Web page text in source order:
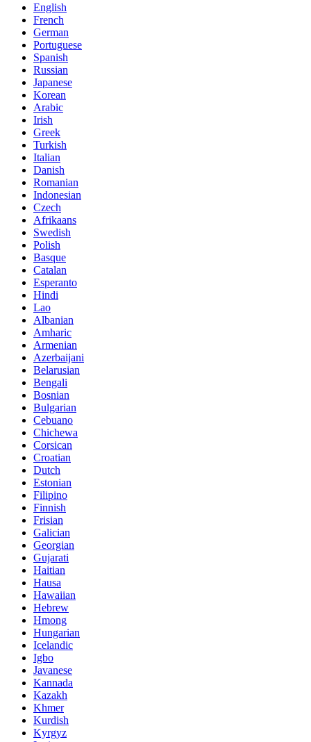
English
French
German
Portuguese
Spanish
Russian
Japanese
Korean
Arabic
Irish
Greek
Turkish
Italian
Danish
Romanian
Indonesian
Czech
Afrikaans
Swedish
Polish
Basque
Catalan
Esperanto
Hindi
Lao
Albanian
Amharic
Armenian
Azerbaijani
Belarusian
Bengali
Bosnian
Bulgarian
Cebuano
Chichewa
Corsican
Croatian
Dutch
Estonian
Filipino
Finnish
Frisian
Galician
Georgian
Gujarati
Haitian
Hausa
Hawaiian
Hebrew
Hmong
Hungarian
Icelandic
Igbo
Javanese
Kannada
Kazakh
Khmer
Kurdish
Kyrgyz